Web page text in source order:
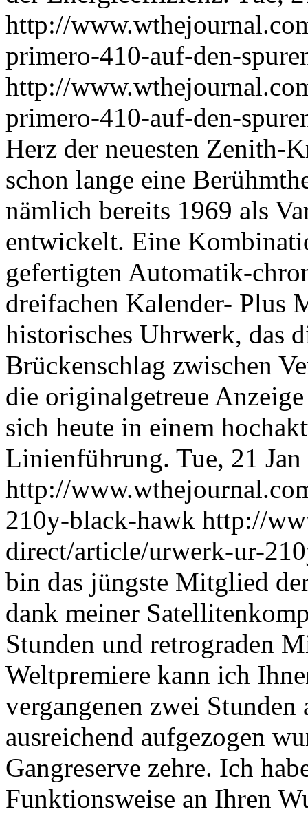
http://
primero-410-auf-den-
http://
primero-410-auf-den-
Herz der neuesten Zenith-
schon lange eine
nämlich bereits 1969 als
entwickelt. Eine
gefertigten Automatik-
dreifachen Kalender- Plus
historisches Uhrwerk, das
Brückenschlag zwischen
die originalgetreue
sich heute in einem
Linienführung. Tue, 21
http://
210y-black-hawk http://
direct/article/urwerk-ur-
bin das jüngste Mitglied
dank meiner
Stunden und retrograden
Weltpremiere kann ich
vergangenen zwei
ausreichend aufgezogen
Gangreserve zehre. Ich
Funktionsweise an Ihren